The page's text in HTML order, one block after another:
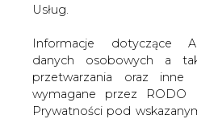
Usług.
Informacje dotyczące
danych osobowych a
przetwarzania oraz inne
wymagane przez RODO
Prywatności pod
2018-11-08 00:00